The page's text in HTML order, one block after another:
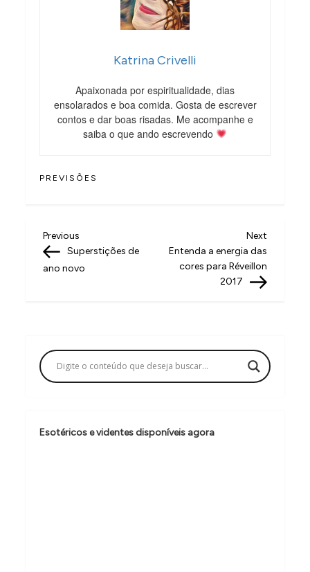
Katrina Crivelli
Apaixonada por espiritualidade, dias
ensolarados e boa comida. Gosta de escrever
contos e dar boas risadas. Me acompanhe e
saiba o que ando escrevendo
PREVISÕES
N
a
a
ç
o
d
Previous
Post
Previous
Superstições de
ano novo
Next
Post
Next
Entenda a energia das
cores para Réveillon
2017
Esotéricos e videntes disponíveis agora